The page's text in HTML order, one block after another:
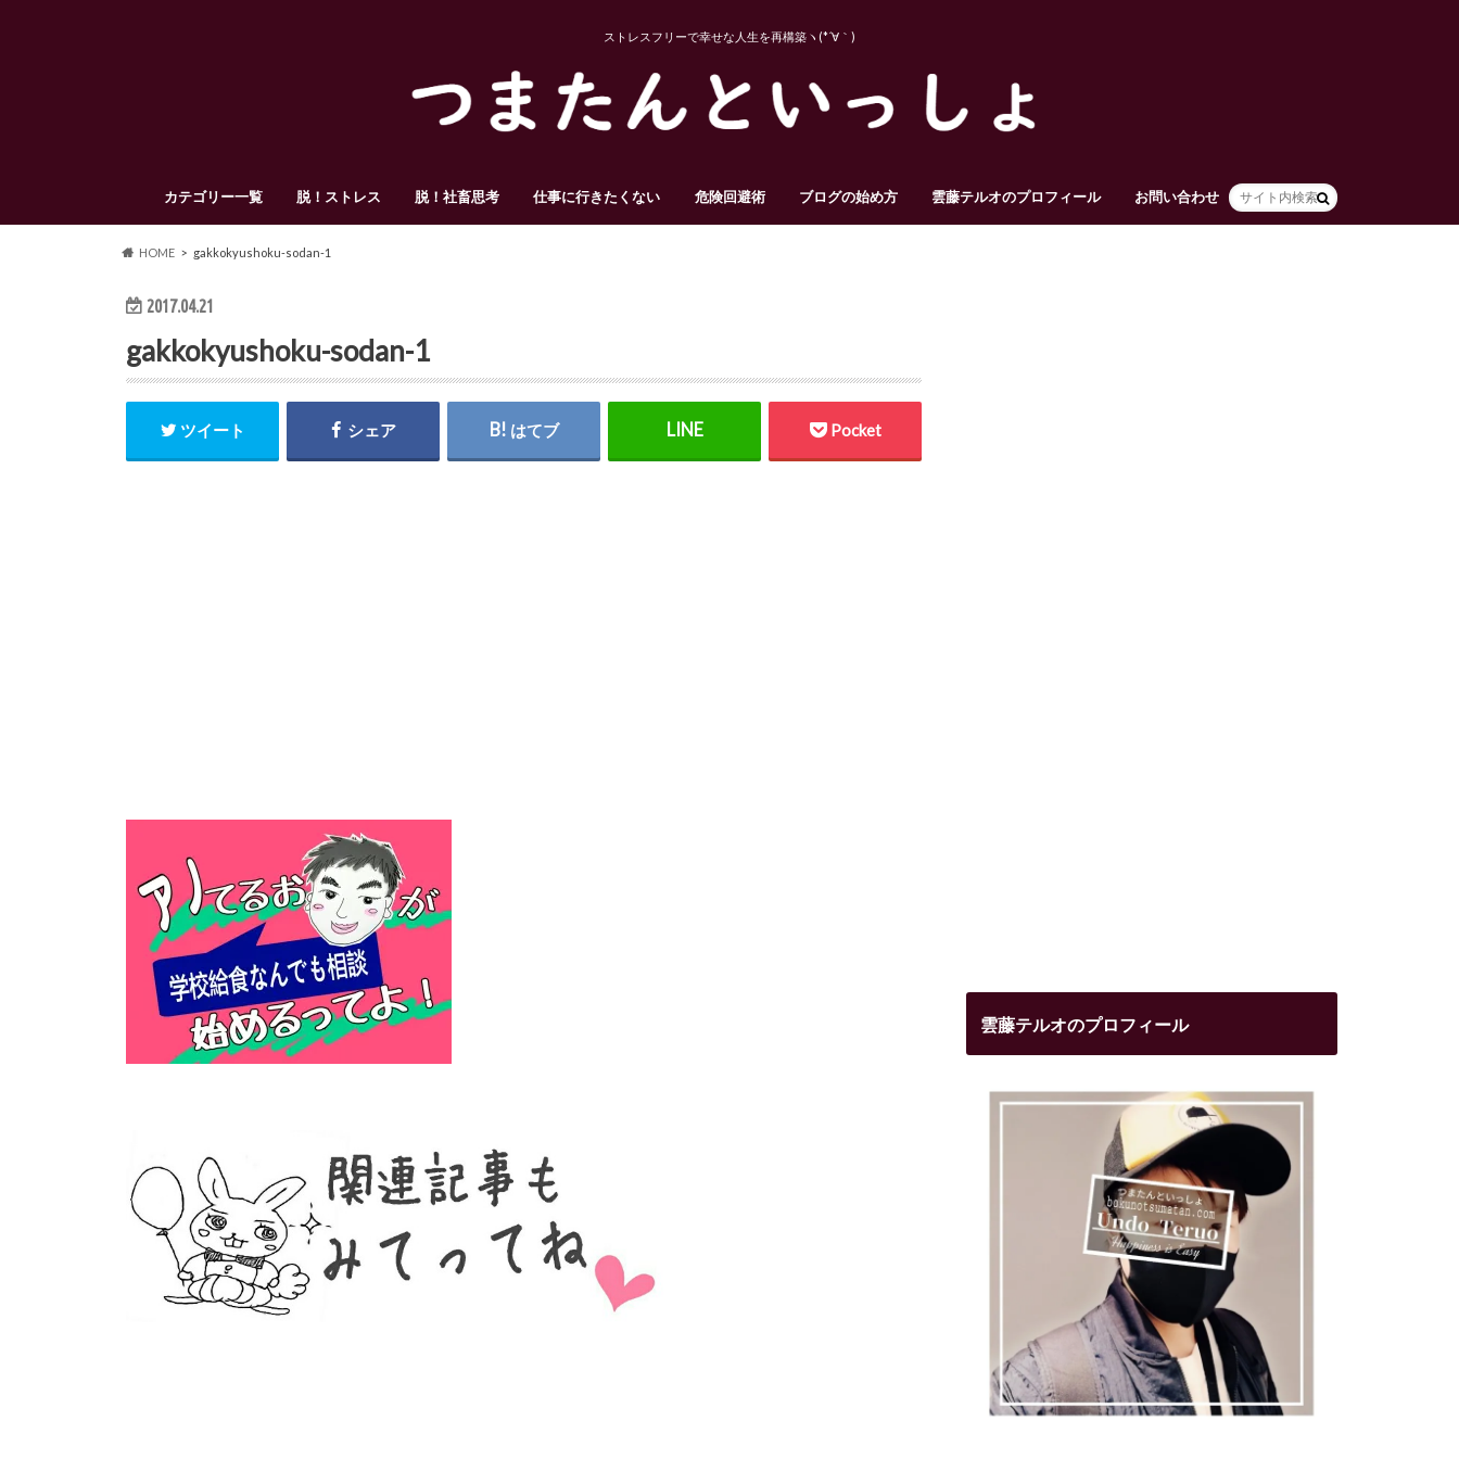
ストレスフリーで幸せな人生を再構築ヽ(*´∀｀)
カテゴリー一覧 脱！ストレス 脱！社畜思考 仕事に行きたくない 危険回避術 ブログの始め方 雲藤テルオのプロフィール お問い合わせ HOME
HOME gakkokyushoku-sodan-1
2017.04.21
gakkokyushoku-sodan-1
ツイート シェア はてブ Pocket
雲藤テルオのプロフィール